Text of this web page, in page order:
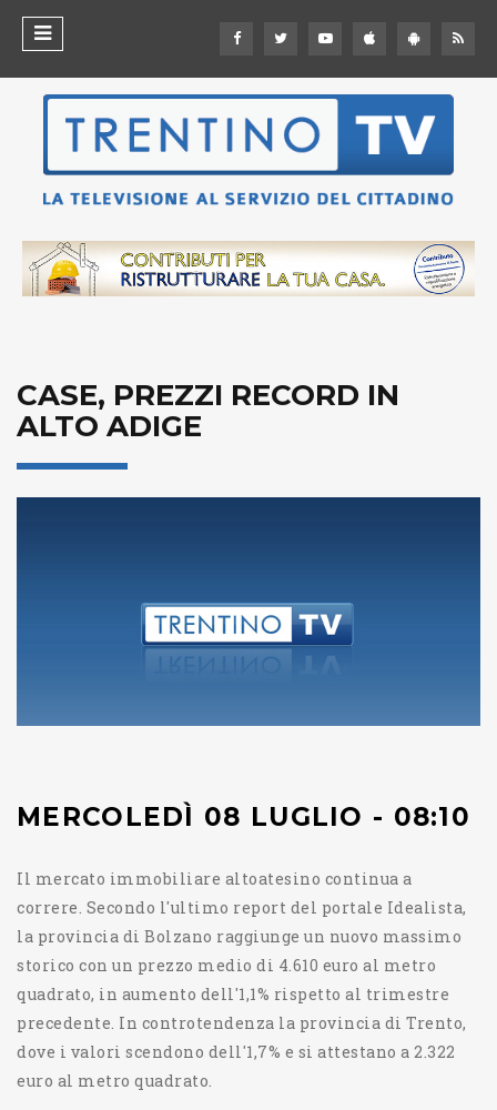
CASE, PREZZI RECORD IN
ALTO ADIGE
MERCOLEDÌ 08 LUGLIO - 08:10
Il mercato immobiliare altoatesino continua a
correre. Secondo l'ultimo report del portale Idealista,
la provincia di Bolzano raggiunge un nuovo massimo
storico con un prezzo medio di 4.610 euro al metro
quadrato, in aumento dell'1,1% rispetto al trimestre
precedente. In controtendenza la provincia di Trento,
dove i valori scendono dell'1,7% e si attestano a 2.322
euro al metro quadrato.